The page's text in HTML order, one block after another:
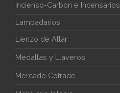
Incienso-Carbón e Incensarios
Lampadarios
Lienzo de Altar
Medallas y Llaveros
Mercado Cofrade